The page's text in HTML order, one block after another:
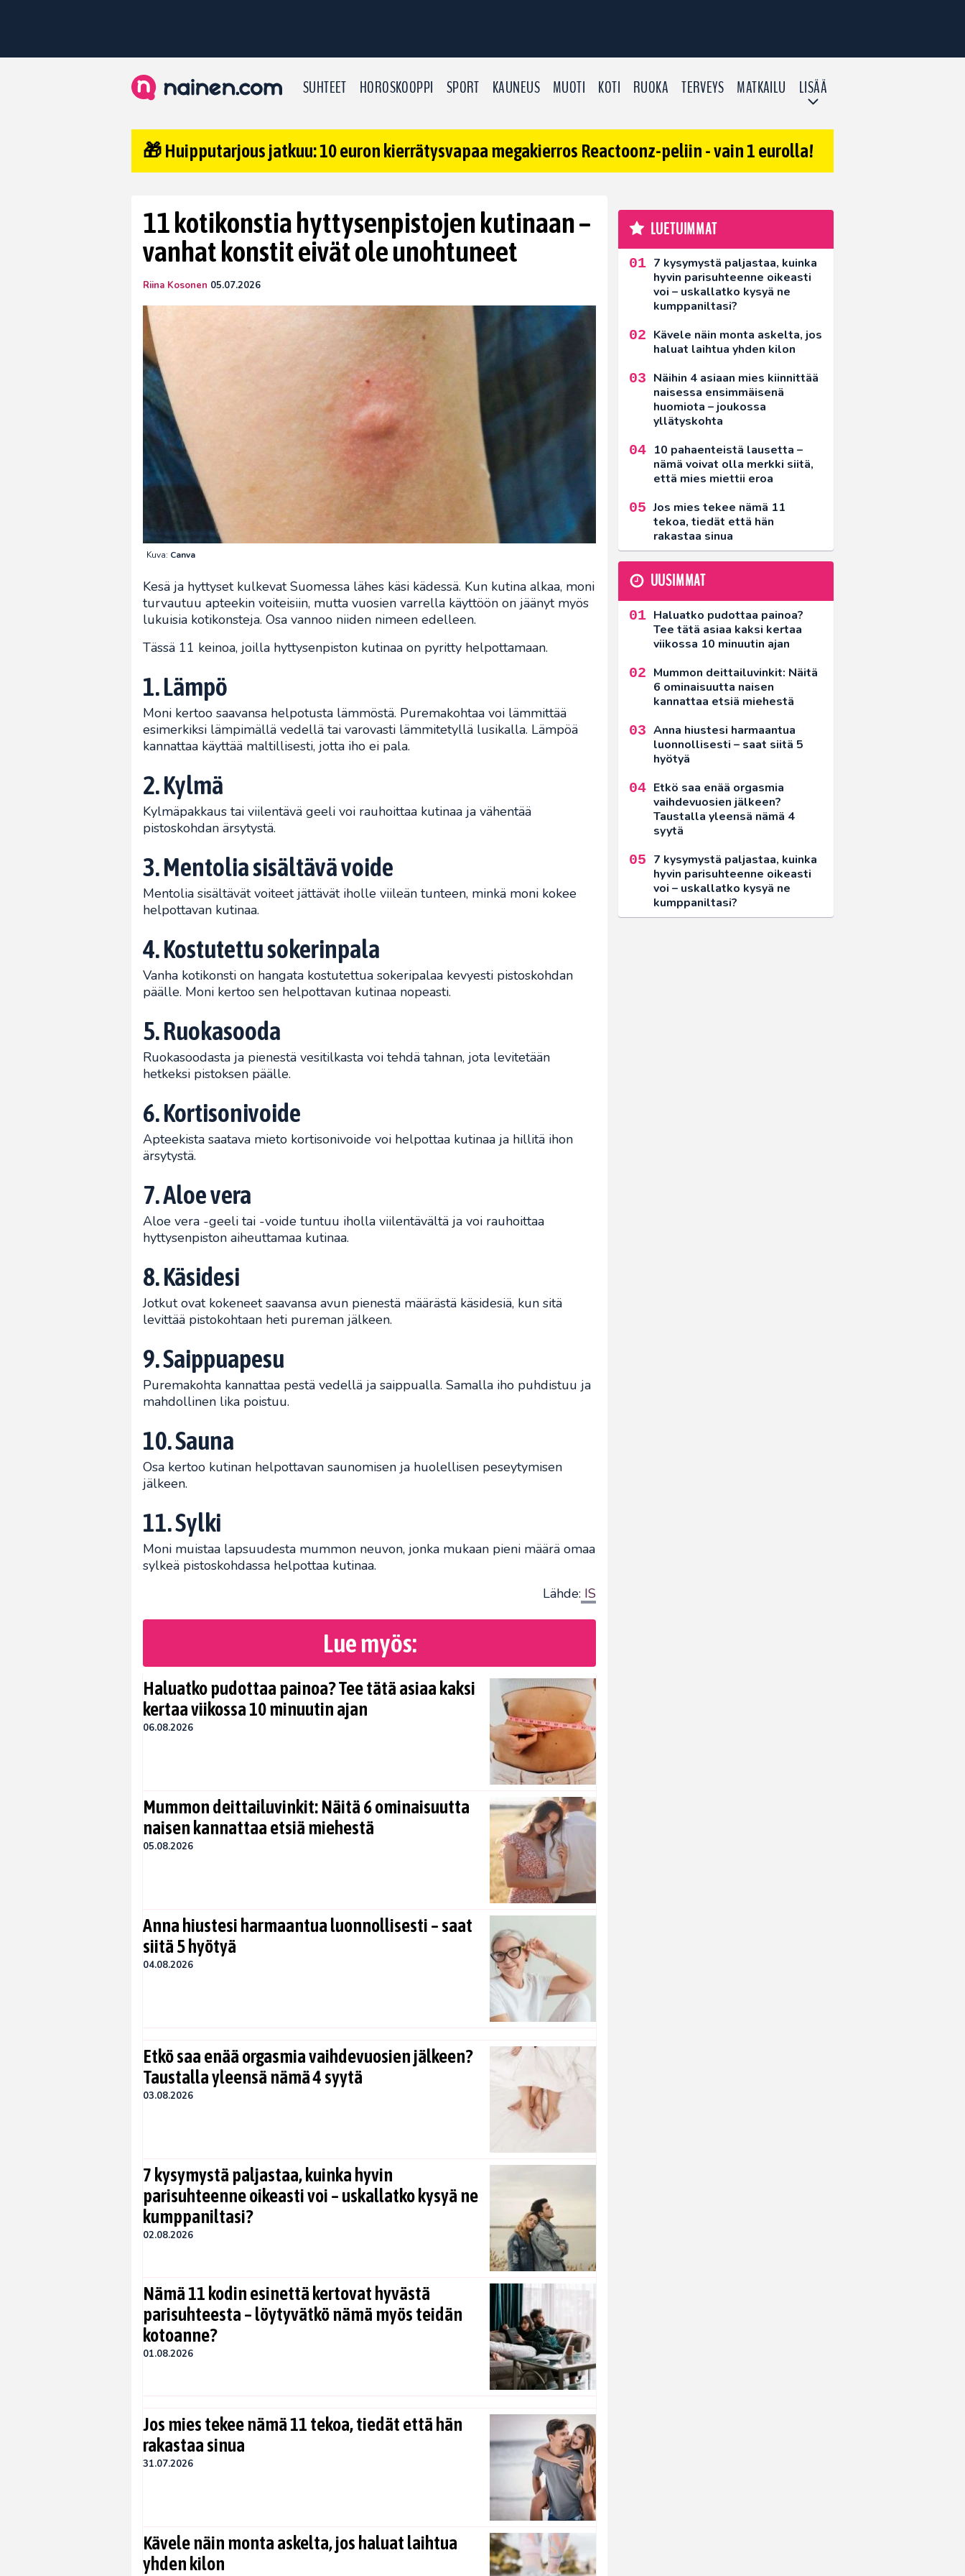
SUHTEET HOROSKOOPPI SPORT KAUNEUS MUOTI KOTI RUOKA TERVEYS MATKAILU LISÄÄ
🎁 Huipputarjous jatkuu: 10 euron kierrätysvapaa megakierros Reactoonz-peliin - vain 1 eurolla!
11 kotikonstia hyttysenpistojen kutinaan –
vanhat konstit eivät ole unohtuneet
Riina Kosonen 05.07.2026
Kuva: Canva
Kesä ja hyttyset kulkevat Suomessa lähes käsi kädessä. Kun kutina alkaa, moni
turvautuu apteekin voiteisiin, mutta vuosien varrella käyttöön on jäänyt myös
lukuisia kotikonsteja. Osa vannoo niiden nimeen edelleen.
Tässä 11 keinoa, joilla hyttysenpiston kutinaa on pyritty helpottamaan.
1. Lämpö
Moni kertoo saavansa helpotusta lämmöstä. Puremakohtaa voi lämmittää
esimerkiksi lämpimällä vedellä tai varovasti lämmitetyllä lusikalla. Lämpöä
kannattaa käyttää maltillisesti, jotta iho ei pala.
2. Kylmä
Kylmäpakkaus tai viilentävä geeli voi rauhoittaa kutinaa ja vähentää
pistoskohdan ärsytystä.
3. Mentolia sisältävä voide
Mentolia sisältävät voiteet jättävät iholle viileän tunteen, minkä moni kokee
helpottavan kutinaa.
4. Kostutettu sokerinpala
Vanha kotikonsti on hangata kostutettua sokeripalaa kevyesti pistoskohdan
päälle. Moni kertoo sen helpottavan kutinaa nopeasti.
5. Ruokasooda
Ruokasoodasta ja pienestä vesitilkasta voi tehdä tahnan, jota levitetään
hetkeksi pistoksen päälle.
6. Kortisonivoide
Apteekista saatava mieto kortisonivoide voi helpottaa kutinaa ja hillitä ihon
ärsytystä.
7. Aloe vera
Aloe vera -geeli tai -voide tuntuu iholla viilentävältä ja voi rauhoittaa
hyttysenpiston aiheuttamaa kutinaa.
8. Käsidesi
Jotkut ovat kokeneet saavansa avun pienestä määrästä käsidesiä, kun sitä
levittää pistokohtaan heti pureman jälkeen.
9. Saippuapesu
Puremakohta kannattaa pestä vedellä ja saippualla. Samalla iho puhdistuu ja
mahdollinen lika poistuu.
10. Sauna
Osa kertoo kutinan helpottavan saunomisen ja huolellisen peseytymisen
jälkeen.
11. Sylki
Moni muistaa lapsuudesta mummon neuvon, jonka mukaan pieni määrä omaa
sylkeä pistoskohdassa helpottaa kutinaa.
Lähde: IS
Lue myös:
Haluatko pudottaa painoa? Tee tätä asiaa kaksi
kertaa viikossa 10 minuutin ajan
06.08.2026
Mummon deittailuvinkit: Näitä 6 ominaisuutta
naisen kannattaa etsiä miehestä
05.08.2026
Anna hiustesi harmaantua luonnollisesti – saat
siitä 5 hyötyä
04.08.2026
Etkö saa enää orgasmia vaihdevuosien jälkeen?
Taustalla yleensä nämä 4 syytä
03.08.2026
7 kysymystä paljastaa, kuinka hyvin
parisuhteenne oikeasti voi – uskallatko kysyä ne
kumppaniltasi?
02.08.2026
Nämä 11 kodin esinettä kertovat hyvästä
parisuhteesta – löytyvätkö nämä myös teidän
kotoanne?
01.08.2026
Jos mies tekee nämä 11 tekoa, tiedät että hän
rakastaa sinua
31.07.2026
Kävele näin monta askelta, jos haluat laihtua
yhden kilon
LUETUIMMAT
7 kysymystä paljastaa, kuinka
hyvin parisuhteenne oikeasti
voi – uskallatko kysyä ne
kumppaniltasi?
Kävele näin monta askelta, jos
haluat laihtua yhden kilon
Näihin 4 asiaan mies kiinnittää
naisessa ensimmäisenä
huomiota – joukossa
yllätyskohta
10 pahaenteistä lausetta –
nämä voivat olla merkki siitä,
että mies miettii eroa
Jos mies tekee nämä 11
tekoa, tiedät että hän
rakastaa sinua
UUSIMMAT
Haluatko pudottaa painoa?
Tee tätä asiaa kaksi kertaa
viikossa 10 minuutin ajan
Mummon deittailuvinkit: Näitä
6 ominaisuutta naisen
kannattaa etsiä miehestä
Anna hiustesi harmaantua
luonnollisesti – saat siitä 5
hyötyä
Etkö saa enää orgasmia
vaihdevuosien jälkeen?
Taustalla yleensä nämä 4
syytä
7 kysymystä paljastaa, kuinka
hyvin parisuhteenne oikeasti
voi – uskallatko kysyä ne
kumppaniltasi?